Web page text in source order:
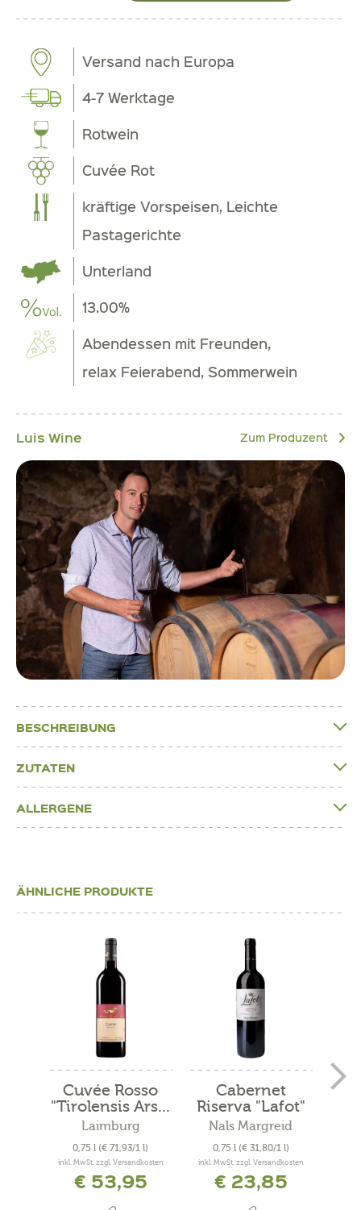
Versand nach Europa
4-7 Werktage
Rotwein
Cuvée Rot
kräftige Vorspeisen, Leichte
Pastagerichte
Unterland
13.00%
Abendessen mit Freunden,
relax Feierabend, Sommerwein
Luis Wine Zum Produzent
BESCHREIBUNG
ZUTATEN
ALLERGENE
ÄHNLICHE PRODUKTE
Cuvée Rosso
"Tirolensis Ars...
Laimburg
0,75 l (€ 71,93/1 l)
inkl. MwSt. zzgl. Versandkosten
€ 53,95
Cabernet
Riserva "Lafot"
2021
Nals Margreid
0,75 l (€ 31,80/1 l)
inkl. MwSt. zzgl. Versandkosten
€ 23,85